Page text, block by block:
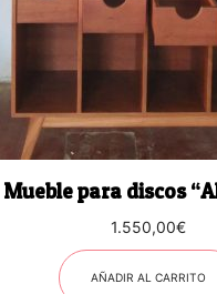
Mueble para discos
1.550,00€
AÑADIR AL CARRITO